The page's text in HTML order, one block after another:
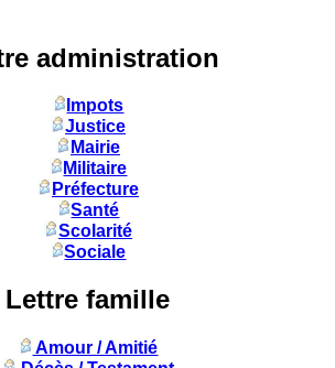
administration
Impots
Justice
Mairie
Militaire
Préfecture
Santé
Scolarité
Sociale
Lettre famille
Amour / Amitié